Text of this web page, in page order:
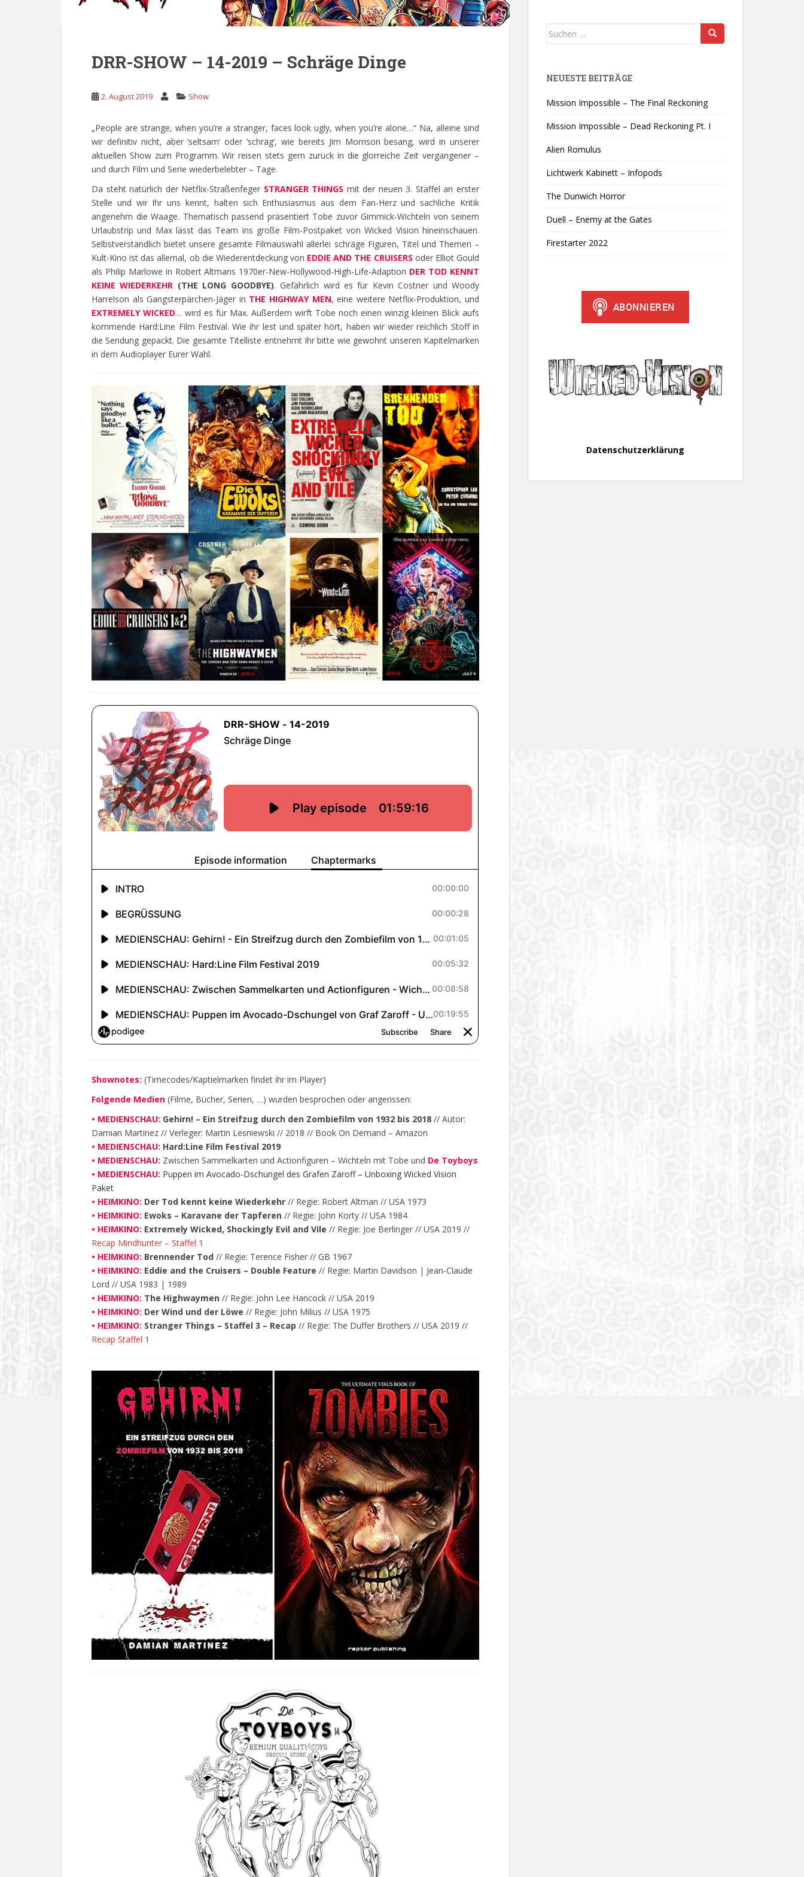
DRR-SHOW – 14-2019 – Schräge Dinge
2. August 2019 Show
„People are strange, when you’re a stranger, faces look ugly, when you’re alone…“ Na, alleine sind
wir definitiv nicht, aber ’seltsam‘ oder ’schräg‘, wie bereits Jim Morrison besang, wird in unserer
aktuellen Show zum Programm. Wir reisen stets gern zurück in die glorreiche Zeit vergangener –
und durch Film und Serie wiederbelebter – Tage.
Da steht natürlich der Netflix-Straßenfeger STRANGER THINGS mit der neuen 3. Staffel an erster
Stelle und wir Ihr uns kennt, halten sich Enthusiasmus aus dem Fan-Herz und sachliche Kritik
angenehm die Waage. Thematisch passend präsentiert Tobe zuvor Gimmick-Wichteln von seinem
Urlaubstrip und Max lässt das Team ins große Film-Postpaket von Wicked Vision hineinschauen.
Selbstverständlich bietet unsere gesamte Filmauswahl allerlei schräge Figuren, Titel und Themen –
Kult-Kino ist das allemal, ob die Wiederentdeckung von EDDIE AND THE CRUISERS oder Elliot Gould
als Philip Marlowe in Robert Altmans 1970er-New-Hollywood-High-Life-Adaption DER TOD KENNT
KEINE WIEDERKEHR (THE LONG GOODBYE). Gefährlich wird es für Kevin Costner und Woody
Harrelson als Gangsterpärchen-Jäger in THE HIGHWAY MEN, eine weitere Netflix-Produktion, und
EXTREMELY WICKED… wird es für Max. Außerdem wirft Tobe noch einen winzig kleinen Blick aufs
kommende Hard:Line Film Festival. Wie ihr lest und später hört, haben wir wieder reichlich Stoff in
die Sendung gepackt. Die gesamte Titelliste entnehmt Ihr bitte wie gewohnt unseren Kapitelmarken
in dem Audioplayer Eurer Wahl.
Shownotes: (Timecodes/Kaptielmarken findet ihr im Player)
Folgende Medien (Filme, Bücher, Serien, …) wurden besprochen oder angerissen:
• MEDIENSCHAU: Gehirn! – Ein Streifzug durch den Zombiefilm von 1932 bis 2018 // Autor:
Damian Martinez // Verleger: Martin Lesniewski // 2018 // Book On Demand – Amazon
• MEDIENSCHAU: Hard:Line Film Festival 2019
• MEDIENSCHAU: Zwischen Sammelkarten und Actionfiguren – Wichteln mit Tobe und De Toyboys
• MEDIENSCHAU: Puppen im Avocado-Dschungel des Grafen Zaroff – Unboxing Wicked Vision
Paket
• HEIMKINO: Der Tod kennt keine Wiederkehr // Regie: Robert Altman // USA 1973
• HEIMKINO: Ewoks – Karavane der Tapferen // Regie: John Korty // USA 1984
• HEIMKINO: Extremely Wicked, Shockingly Evil and Vile // Regie: Joe Berlinger // USA 2019 //
Recap Mindhunter – Staffel 1
• HEIMKINO: Brennender Tod // Regie: Terence Fisher // GB 1967
• HEIMKINO: Eddie and the Cruisers – Double Feature // Regie: Martin Davidson | Jean-Claude
Lord // USA 1983 | 1989
• HEIMKINO: The Highwaymen // Regie: John Lee Hancock // USA 2019
• HEIMKINO: Der Wind und der Löwe // Regie: John Milius // USA 1975
• HEIMKINO: Stranger Things – Staffel 3 – Recap // Regie: The Duffer Brothers // USA 2019 //
Recap Staffel 1
Suchen
NEUESTE BEITRÄGE
Mission Impossible – The Final Reckoning
Mission Impossible – Dead Reckoning Pt. I
Alien Romulus
Lichtwerk Kabinett – Infopods
The Dunwich Horror
Duell – Enemy at the Gates
Firestarter 2022
Datenschutzerklärung